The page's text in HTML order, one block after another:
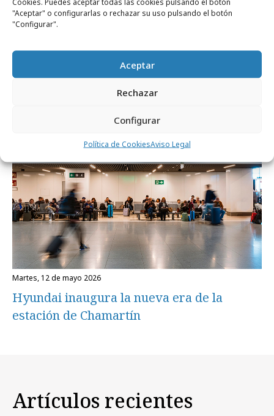
"Aceptar" o configurarlas o rechazar su uso pulsando el botón
"Configurar".
Aceptar
Rechazar
Configurar
Política de CookiesAviso Legal
Havas Media gana la cuenta internacional
de Turespaña
martes, 12 de mayo 2026
Hyundai inaugura la nueva era de la
estación de Chamartín
Artículos recientes